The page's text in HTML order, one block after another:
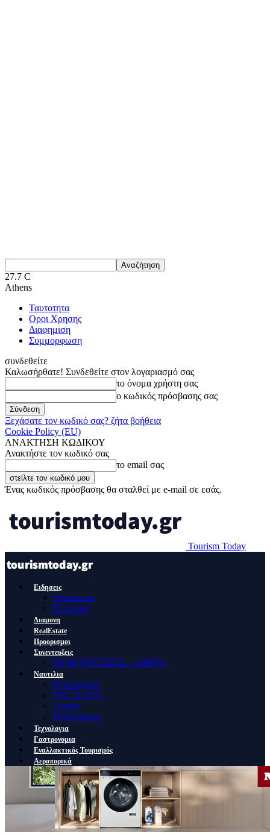
27.7 C
Athens
Ταυτοτητα
Οροι Χρησης
Διαφημιση
Συμμορφωση
συνδεθείτε
Καλωσήρθατε! Συνδεθείτε στον λογαριασμό σας
το όνομα χρήστη σας
ο κωδικός πρόσβασης σας
Ξεχάσατε τον κωδικό σας? ζήτα βοήθεια
Cookie Policy (EU)
ΑΝΑΚΤΗΣΗ ΚΩΔΙΚΟΥ
Ανακτήστε τον κωδικό σας
το email σας
Ένας κωδικός πρόσβασης θα σταλθεί με e-mail σε εσάς.
Tourism Today
Ειδησεις
Οικονομια
Πολιτικη
Διαμονη
RealEstate
Προορισμοι
Συνεντευξεις
ΣΥΝΕΝΤΕΥΞΕΙΣ – ΑΡΘΡΑ
Ναυτιλια
Κρουαζιερα
YACHTING
Λιμανι
Ποντοπορος
Τεχνολογια
Γαστρονομια
Εναλλακτικός Τουρισμός
Αεροπορικά